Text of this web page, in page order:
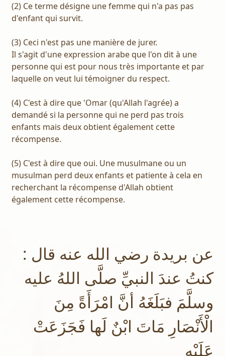
(2) Ce terme désigne une femme qui n'a pas pas
d'enfant qui survit.
(3) Ceci n'est pas une manière de jurer.
Il s'agit d'une expression arabe que l'on dit à une
personne qui est pour nous très importante et par
laquelle on veut lui témoigner du respect.
(4) C'est à dire que 'Omar (qu'Allah l'agrée) a
demandé si la personne qui ne perd pas trois
enfants mais deux obtient également cette
récompense.
(5) C'est à dire que oui. Une musulmane ou un
musulman perd deux enfants et patiente à cela en
recherchant la récompense d'Allah obtient
également cette récompense.
عن بريدة رضي الله عنه قال :
كنتُ عندَ النبيِّ صلَّى اللهُ عليه
وسلَّمَ فبَلَغَهُ أنَّ امْرَأَةً مِنَ
الْأَنْصَارِ مَاتَ ابْنٌ لَها فَجَزَعَتْ
عَلَيْهِ